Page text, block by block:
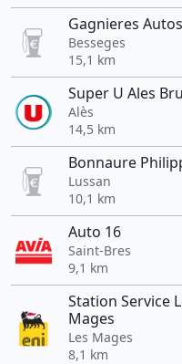
Gagnieres Autos
Besseges
15,1 km
Super U Ales
Alès
14,5 km
Bonnaure
Lussan
10,1 km
Auto 16
Saint-Bres
9,1 km
Station Service
Mages
Les Mages
8,1 km